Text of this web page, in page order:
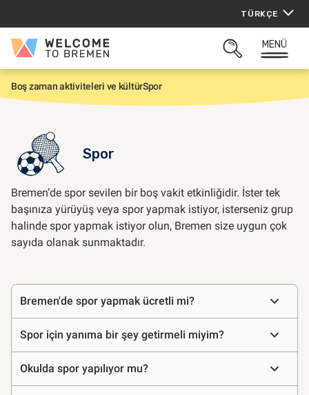
TÜRKÇE
Welcome
ARAMAYI
MENÜ
G
i
Boş zaman aktiviteleri ve kültürSpor
Spor
Bremen’de spor sevilen bir boş vakit etkinliğidir. İster tek
başınıza yürüyüş veya spor yapmak istiyor, isterseniz grup
halinde spor yapmak istiyor olun, Bremen size uygun çok
sayıda olanak sunmaktadır.
Sıkça
sorulan
sorular
Bremen'de spor yapmak ücretli mi?
Spor için yanıma bir şey getirmeli miyim?
Okulda spor yapılıyor mu?